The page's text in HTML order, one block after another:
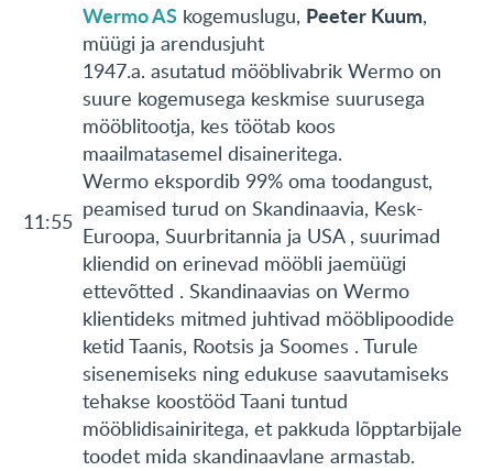
11:55
Wermo AS kogemuslugu, Peeter Kuum,
müügi ja arendusjuht
1947.a. asutatud mööblivabrik Wermo on
suure kogemusega keskmise suurusega
mööblitootja, kes töötab koos
maailmatasemel disaineritega.
Wermo ekspordib 99% oma toodangust,
peamised turud on Skandinaavia, Kesk-
Euroopa, Suurbritannia ja USA , suurimad
kliendid on erinevad mööbli jaemüügi
ettevõtted . Skandinaavias on Wermo
klientideks mitmed juhtivad mööblipoodide
ketid Taanis, Rootsis ja Soomes . Turule
sisenemiseks ning edukuse saavutamiseks
tehakse koostööd Taani tuntud
mööblidisainiritega, et pakkuda lõpptarbijale
toodet mida skandinaavlane armastab.